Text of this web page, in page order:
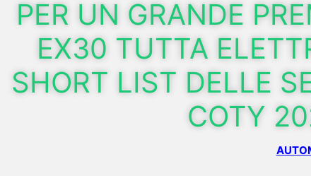
PER UN GRANDE
EX30 TUTTA
SHORT LIST DELLE
COTY